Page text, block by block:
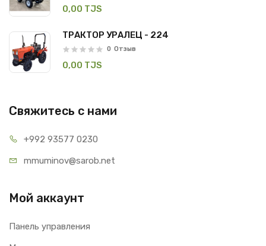
0,00 TJS
ТРАКТОР УРАЛЕЦ - 224
0 Отзыв
0,00 TJS
Свяжитесь с нами
+992 93577 0230
mmuminov@sarob.net
Мой аккаунт
Панель управления